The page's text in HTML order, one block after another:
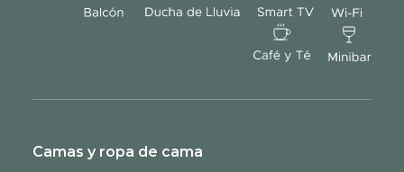
Camas y ropa de cama